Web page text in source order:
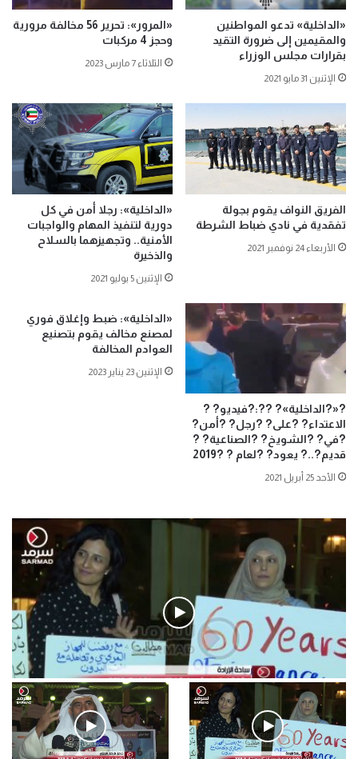
«الداخلية» تدعو المواطنين
والمقيمين إلى ضرورة التقيد
بقرارات مجلس الوزراء
الإثنين 31 مايو 2021
«المرور»: تحرير 56 مخالفة مرورية
وحجز 4 مركبات
الثلاثاء 7 مارس 2023
الفريق النواف يقوم بجولة
تفقدية في نادي ضباط الشرطة
الأربعاء 24 نوفمبر 2021
«الداخلية»: رجلا أمن في كل
دورية لتنفيذ المهام والواجبات
الأمنية.. وتجهيزهما بالسلاح
والذخيرة
الإثنين 5 يوليو 2021
?«?الداخلية»? ??:?فيديو? ?
الاعتداء? ?على? ?رجل? ?أمن?
?في? ?الشويخ? ?الصناعية? ?
قديم?..? يعود? ?لعام ? ?2019
الأحد 25 أبريل 2021
«الداخلية»: ضبط وإغلاق فوري
لمصنع مخالف يقوم بتصنيع
العوادم المخالفة
الإثنين 23 يناير 2023
فيديو
.وقفة احتجاجية رمزية لـ”#البدون” في ساحة الإرادة 4-5-2019.
الأحد 5 مايو 2019